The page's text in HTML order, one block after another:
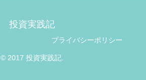
投資実践記
プライバシーポリシー
© 2017 投資実践記.